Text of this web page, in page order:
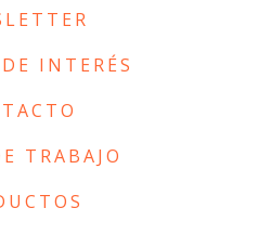
INTERÉS
TRABAJO